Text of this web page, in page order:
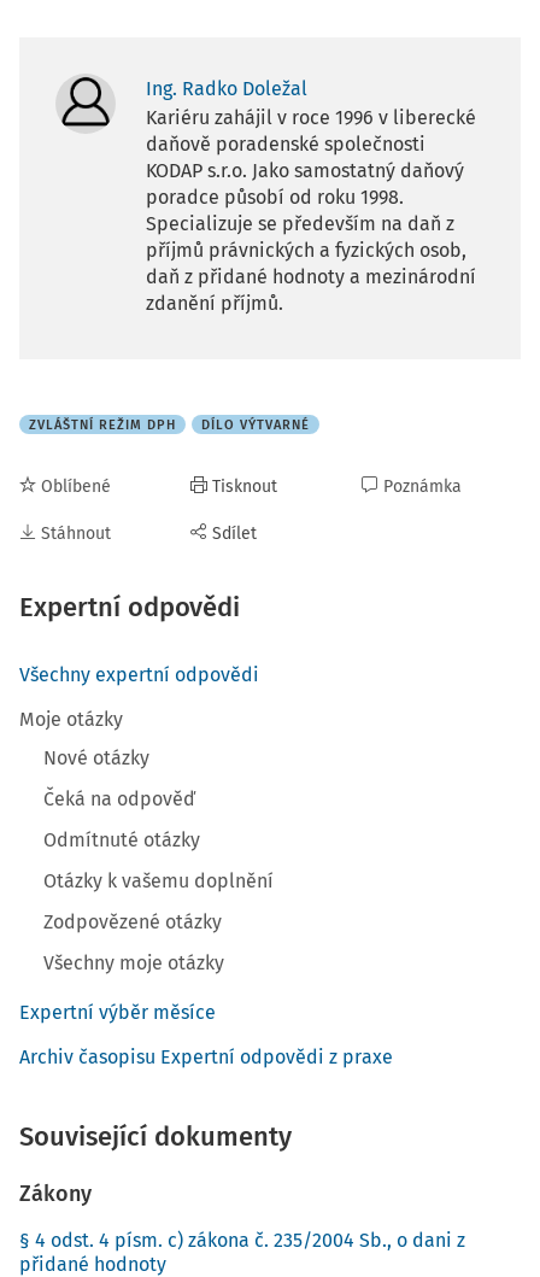
Ing. Radko Doležal
Kariéru zahájil v roce 1996 v liberecké
daňově poradenské společnosti
KODAP s.r.o. Jako samostatný daňový
poradce působí od roku 1998.
Specializuje se především na daň z
příjmů právnických a fyzických osob,
daň z přidané hodnoty a mezinárodní
zdanění příjmů.
ZVLÁŠTNÍ REŽIM DPH DÍLO VÝTVARNÉ
Oblíbené
Stáhnout
Tisknout
Sdílet
Poznámka
Expertní odpovědi
Všechny expertní odpovědi
Moje otázky
Nové otázky
Čeká na odpověď
Odmítnuté otázky
Otázky k vašemu doplnění
Zodpovězené otázky
Všechny moje otázky
Expertní výběr měsíce
Archiv časopisu Expertní odpovědi z praxe
Související dokumenty
Zákony
§ 4 odst. 4 písm. c) zákona č. 235/2004 Sb., o dani z
přidané hodnoty